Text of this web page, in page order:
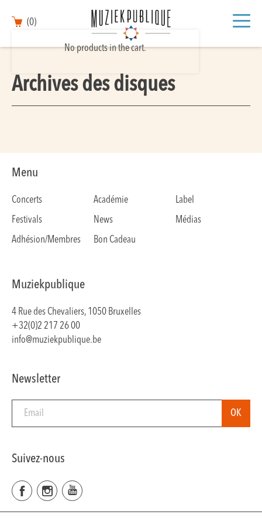
(0)
No products in the cart.
Archives des disques
Menu
Concerts Académie
Label
Festivals
News
Médias
Adhésion/Membres
Bon Cadeau
Muziekpublique
4 Rue des Chevaliers, 1050 Bruxelles
+32(0)2 217 26 00
info@muziekpublique.be
Newsletter
Suivez-nous